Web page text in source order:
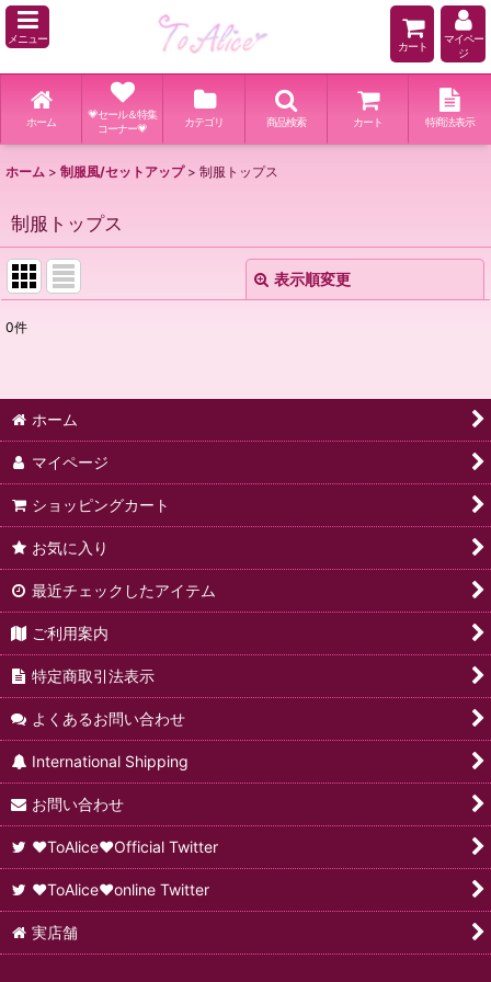
メニュー
カート
マイペー
ジ
ホーム
💗セール＆特集
コーナー💗
カテゴリ 商品検索 カート 特商法表示
ホーム > 制服風/セットアップ > 制服トップス
制服トップス
表示順変更
並び順:
0件
ホーム
マイページ
ショッピングカート
お気に入り
最近チェックしたアイテム
ご利用案内
特定商取引法表示
よくあるお問い合わせ
International Shipping
お問い合わせ
♥ToAlice♥Official Twitter
♥ToAlice♥online Twitter
実店舗